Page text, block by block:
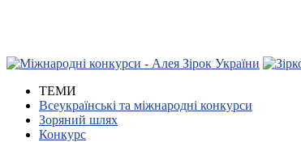
ТЕМИ
Всеукраїнські та міжнародні конкурси
Зоряний шлях
Конкурс